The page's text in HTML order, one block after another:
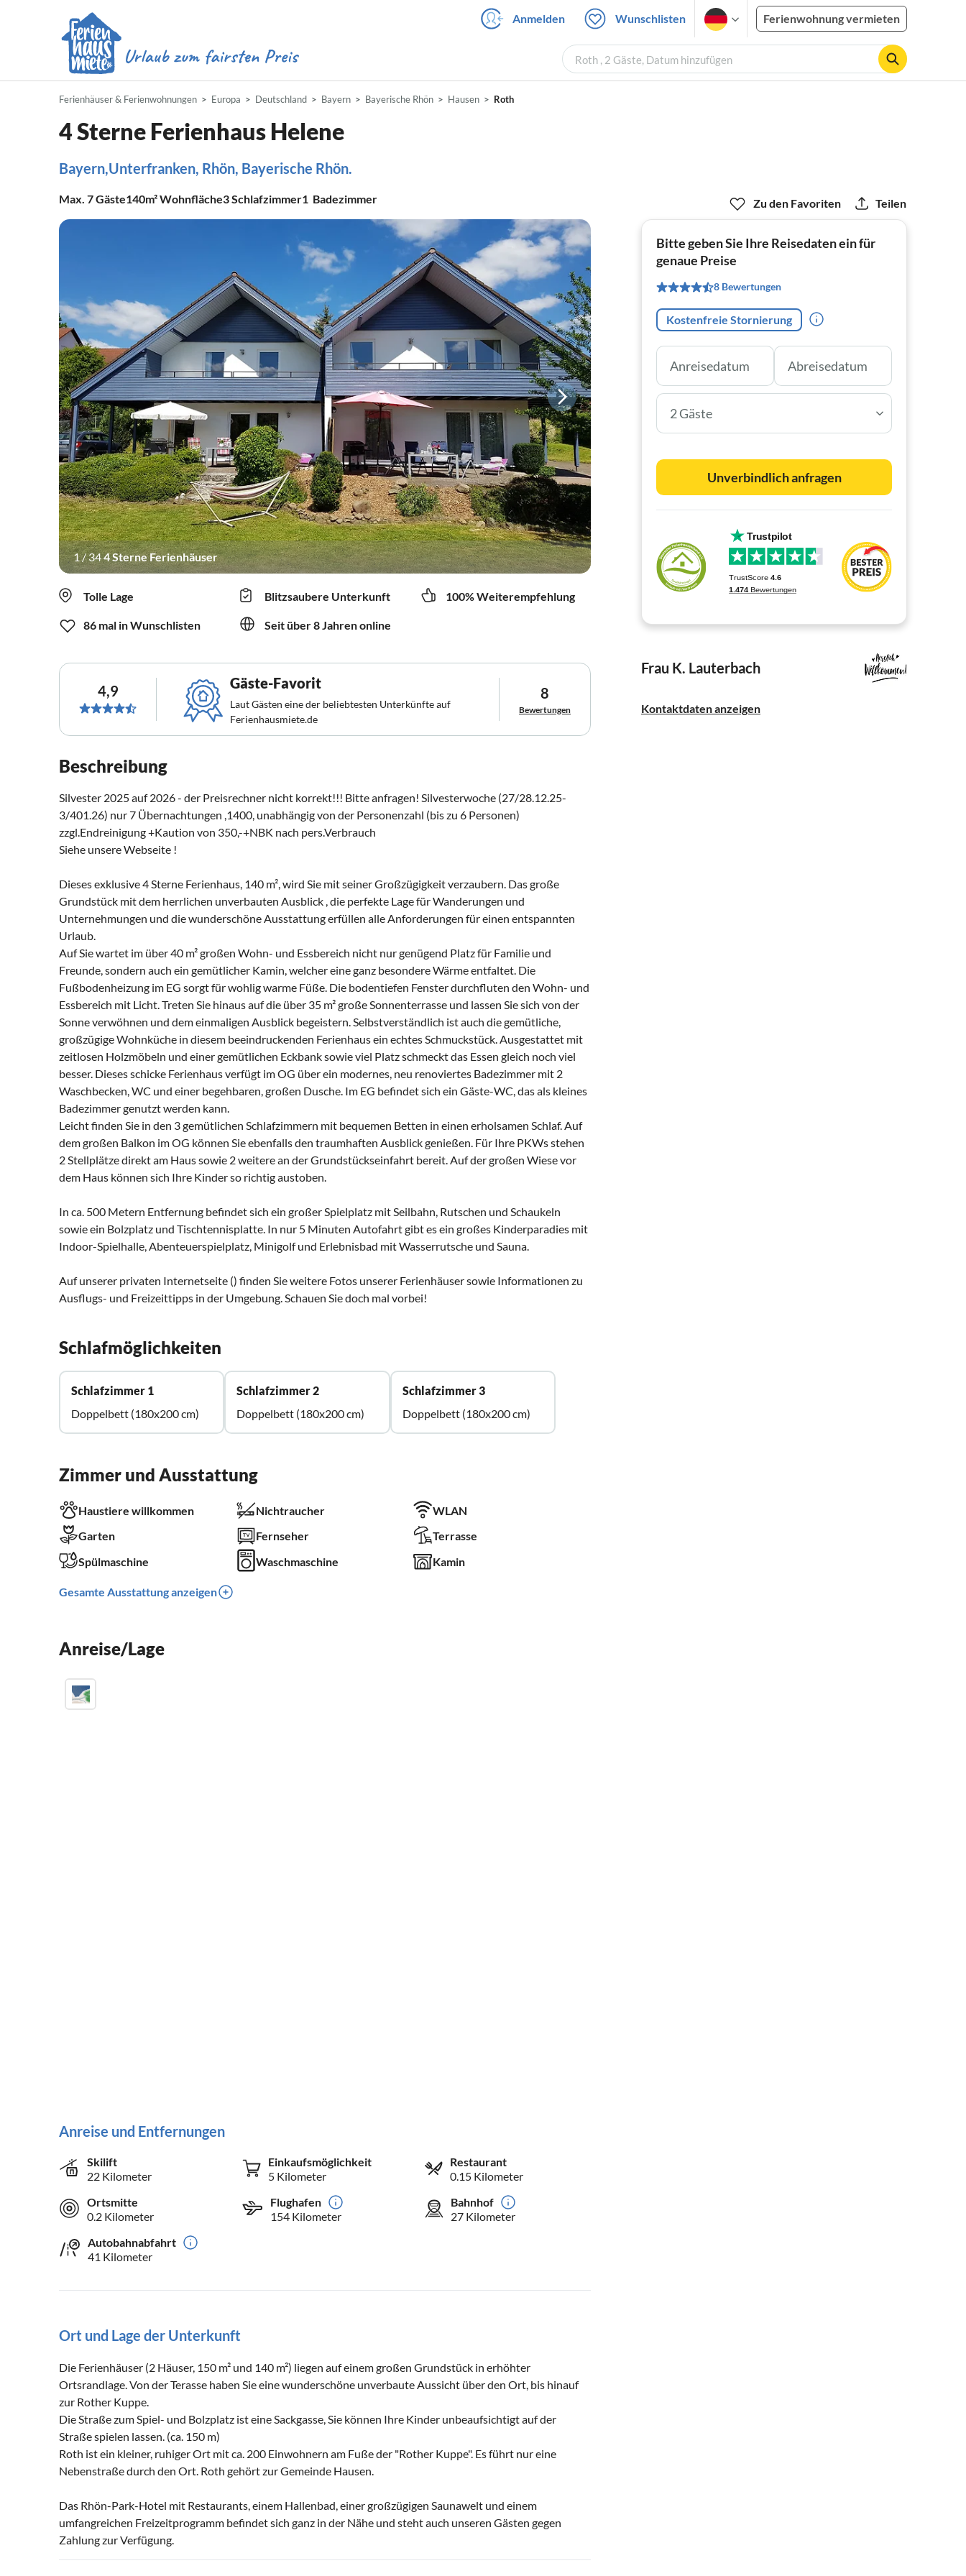
Anmelden Wunschlisten Ferienwohnung vermieten
Roth , 2 Gäste, Datum hinzufügen
Ferienhäuser & Ferienwohnungen Europa Deutschland Bayern Bayerische Rhön Hausen Roth
4 Sterne Ferienhaus Helene
Bayern,Unterfranken, Rhön, Bayerische Rhön.
Max. 7Gäste140m²Wohnfläche3Schlafzimmer1 Badezimmer
1/344 Sterne Ferienhäuser
Tolle Lage Blitzsaubere Unterkunft 100% Weiterempfehlung
86 mal in Wunschlisten Seit über 8 Jahren online
4,9 Gäste-Favorit
Laut Gästen eine der beliebtesten Unterkünfte auf
Ferienhausmiete.de
8
Bewertungen
Beschreibung
Silvester 2025 auf 2026 - der Preisrechner nicht korrekt!!! Bitte anfragen! Silvesterwoche (27/28.12.25-
3/401.26) nur 7 Übernachtungen ,1400, unabhängig von der Personenzahl (bis zu 6 Personen)
zzgl.Endreinigung +Kaution von 350,-+NBK nach pers.Verbrauch
Siehe unsere Webseite !
Dieses exklusive 4 Sterne Ferienhaus, 140 m², wird Sie mit seiner Großzügigkeit verzaubern. Das große
Grundstück mit dem herrlichen unverbauten Ausblick , die perfekte Lage für Wanderungen und
Unternehmungen und die wunderschöne Ausstattung erfüllen alle Anforderungen für einen entspannten
Urlaub.
Auf Sie wartet im über 40 m² großen Wohn- und Essbereich nicht nur genügend Platz für Familie und
Freunde, sondern auch ein gemütlicher Kamin, welcher eine ganz besondere Wärme entfaltet. Die
Fußbodenheizung im EG sorgt für wohlig warme Füße. Die bodentiefen Fenster durchfluten den Wohn- und
Essbereich mit Licht. Treten Sie hinaus auf die über 35 m² große Sonnenterrasse und lassen Sie sich von der
Sonne verwöhnen und dem einmaligen Ausblick begeistern. Selbstverständlich ist auch die gemütliche,
großzügige Wohnküche in diesem beeindruckenden Ferienhaus ein echtes Schmuckstück. Ausgestattet mit
zeitlosen Holzmöbeln und einer gemütlichen Eckbank sowie viel Platz schmeckt das Essen gleich noch viel
besser. Dieses schicke Ferienhaus verfügt im OG über ein modernes, neu renoviertes Badezimmer mit 2
Waschbecken, WC und einer begehbaren, großen Dusche. Im EG befindet sich ein Gäste-WC, das als kleines
Badezimmer genutzt werden kann.
Leicht finden Sie in den 3 gemütlichen Schlafzimmern mit bequemen Betten in einen erholsamen Schlaf. Auf
dem großen Balkon im OG können Sie ebenfalls den traumhaften Ausblick genießen. Für Ihre PKWs stehen
2 Stellplätze direkt am Haus sowie 2 weitere an der Grundstückseinfahrt bereit. Auf der großen Wiese vor
dem Haus können sich Ihre Kinder so richtig austoben.
In ca. 500 Metern Entfernung befindet sich ein großer Spielplatz mit Seilbahn, Rutschen und Schaukeln
sowie ein Bolzplatz und Tischtennisplatte. In nur 5 Minuten Autofahrt gibt es ein großes Kinderparadies mit
Indoor-Spielhalle, Abenteuerspielplatz, Minigolf und Erlebnisbad mit Wasserrutsche und Sauna.
Auf unserer privaten Internetseite () finden Sie weitere Fotos unserer Ferienhäuser sowie Informationen zu
Ausflugs- und Freizeittipps in der Umgebung. Schauen Sie doch mal vorbei!
Schlafmöglichkeiten
Schlafzimmer 1
Doppelbett (180x200 cm)
Schlafzimmer 2
Doppelbett (180x200 cm)
Schlafzimmer 3
Doppelbett (180x200 cm)
Zimmer und Ausstattung
Haustiere willkommen Nichtraucher
WLAN
Garten
Fernseher
Terrasse
Spülmaschine
Waschmaschine Kamin
Gesamte Ausstattung anzeigen
Anreise/Lage
Anreise und Entfernungen
Skilift
22 Kilometer
Einkaufsmöglichkeit
5 Kilometer
Restaurant
0.15 Kilometer
Ortsmitte
0.2 Kilometer
Flughafen
154 Kilometer
Bahnhof
27 Kilometer
Autobahnabfahrt
41 Kilometer
Ort und Lage der Unterkunft
Die Ferienhäuser (2 Häuser, 150 m² und 140 m²) liegen auf einem großen Grundstück in erhöhter
Ortsrandlage. Von der Terasse haben Sie eine wunderschöne unverbaute Aussicht über den Ort, bis hinauf
zur Rother Kuppe.
Die Straße zum Spiel- und Bolzplatz ist eine Sackgasse, Sie können Ihre Kinder unbeaufsichtigt auf der
Straße spielen lassen. (ca. 150 m)
Roth ist ein kleiner, ruhiger Ort mit ca. 200 Einwohnern am Fuße der "Rother Kuppe". Es führt nur eine
Nebenstraße durch den Ort. Roth gehört zur Gemeinde Hausen.
Das Rhön-Park-Hotel mit Restaurants, einem Hallenbad, einer großzügigen Saunawelt und einem
umfangreichen Freizeitprogramm befindet sich ganz in der Nähe und steht auch unseren Gästen gegen
Zahlung zur Verfügung.
Zu den Favoriten Teilen
Bitte geben Sie Ihre Reisedaten ein für
genaue Preise
8 Bewertungen
Kostenfreie Stornierung
2 Gäste
Unverbindlich anfragen
Frau K. Lauterbach
Kontaktdaten anzeigen